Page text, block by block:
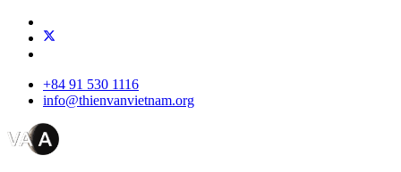
+84 91 530 1116
info@thienvanvietnam.org